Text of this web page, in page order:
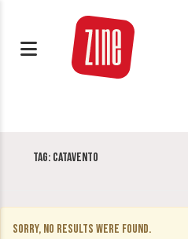
Tag: Catavento
Sorry, no results were found.